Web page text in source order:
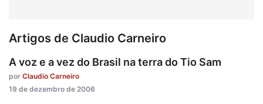
Artigos de Claudio Carneiro
A voz e a vez do Brasil na terra do Tio Sam
por Claudio Carneiro
19 de dezembro de 2006